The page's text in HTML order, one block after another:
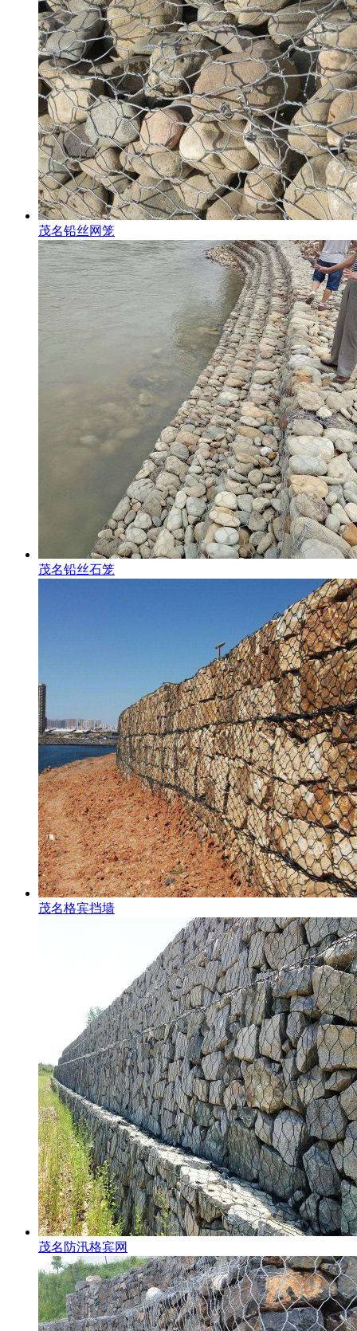
茂名铅丝网笼
茂名铅丝石笼
茂名格宾挡墙
茂名防汛格宾网